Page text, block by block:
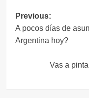
Navegación
de
entradas
Previous:
A pocos días de
Argentina hoy?
Vas a